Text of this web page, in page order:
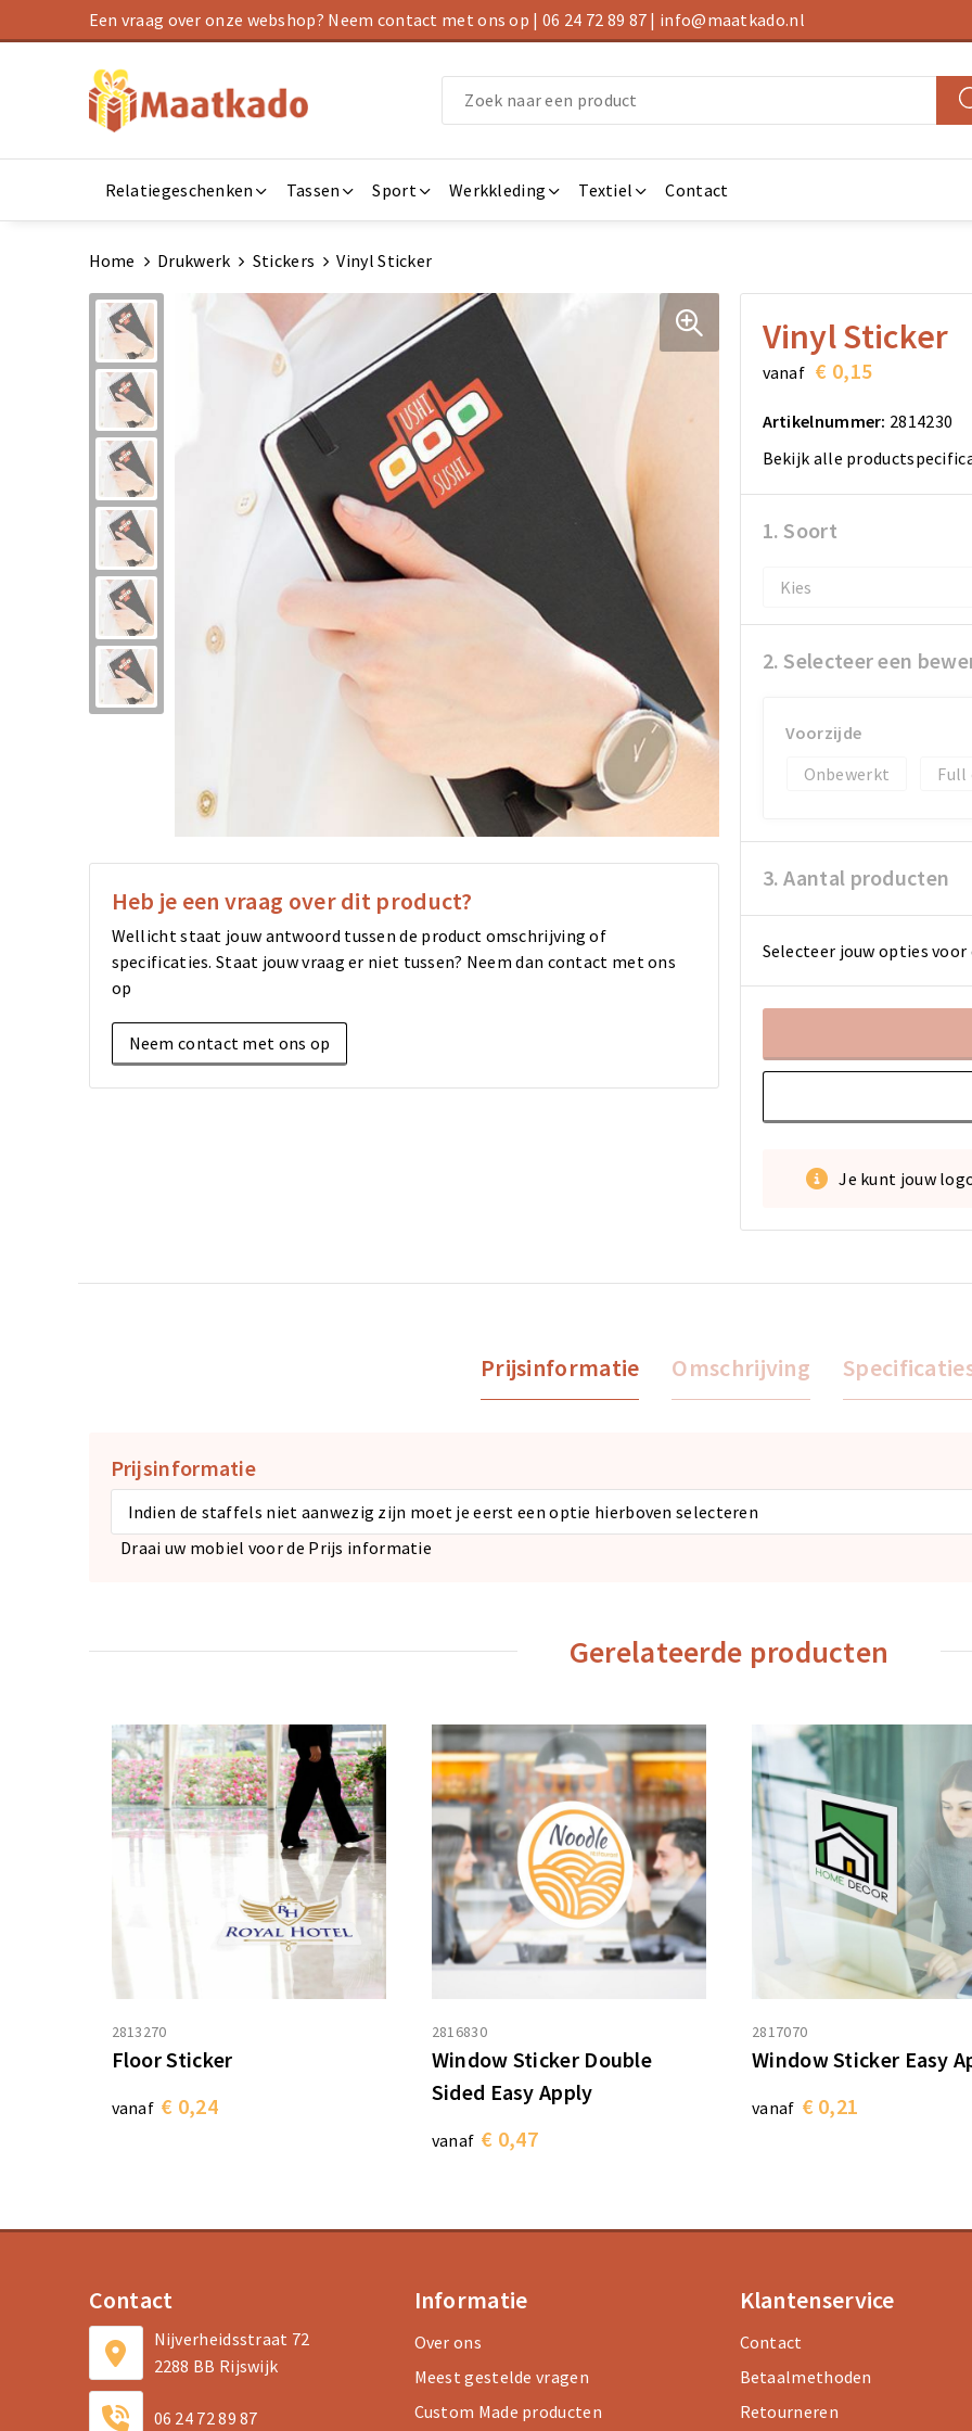
Een vraag over onze webshop? Neem contact met ons op | 06 24 72 89 87 | info@maatkado.nl
Relatiegeschenken Tassen Sport Werkkleding Textiel Contact
Home Drukwerk Stickers Vinyl Sticker
Heb je een vraag over dit product?
Wellicht staat jouw antwoord tussen de product omschrijving of
specificaties. Staat jouw vraag er niet tussen? Neem dan contact met ons
op
Neem contact met ons op
Vinyl Sticker
vanaf € 0,15
Artikelnummer: 2814230
Bekijk alle
1. Soort
2. Selecteer een
Voorzijde
Onbewerkt
Full
3. Aantal producten
Selecteer jouw opties voor
Je kunt jouw
Prijsinformatie Omschrijving
Prijsinformatie
Indien de staffels niet aanwezig zijn moet je eerst een optie hierboven selecteren
Draai uw mobiel voor de Prijs informatie
Gerelateerde producten
2813270
Floor Sticker
vanaf € 0,24
2816830
Window Sticker Double
Sided Easy Apply
vanaf € 0,47
2817070
Window Sticker Easy
vanaf € 0,21
Contact
Nijverheidsstraat 72
2288 BB Rijswijk
06 24 72 89 87
Informatie
Over ons
Meest gestelde vragen
Custom Made producten
Klantenservice
Contact
Betaalmethoden
Retourneren